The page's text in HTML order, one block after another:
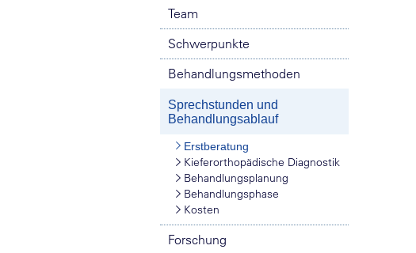
Team
Schwerpunkte
Behandlungsmethoden
Sprechstunden und
Behandlungsablauf
Erstberatung
Kieferorthopädische Diagnostik
Behandlungsplanung
Behandlungsphase
Kosten
Forschung